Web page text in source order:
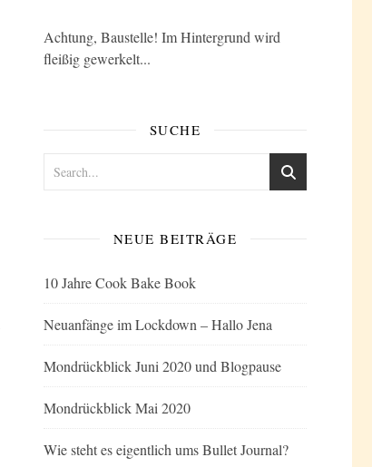
Achtung, Baustelle! Im Hintergrund wird
fleißig gewerkelt...
SUCHE
NEUE BEITRÄGE
10 Jahre Cook Bake Book
Neuanfänge im Lockdown – Hallo Jena
Mondrückblick Juni 2020 und Blogpause
Mondrückblick Mai 2020
Wie steht es eigentlich ums Bullet Journal?